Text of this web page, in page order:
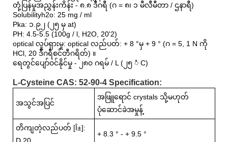
တုံ့ပြန်မှုအညွှန်းကိန်း - ၈.၈ ဒီဂရီ (ဂ = ၈၊ ၁ မီလီမီတာ / ဌနာရီ)
Solubilityh2o: 25 mg / ml
Pka: ၁.၉၂ (၂၅ မှ at)
PH: 4.5-5.5 (100g / l, H2O, 20'2)
optical လှုပ်ရှားမှု: optical လည်ပတ်: + 8 °မှ + 9 ° (ဂ = 5, 1 N ကို
HCl, 20 ဒီဂရီစင်တီဂရိတ်) ။
ရေတွင်ပျော်ဝင်နိုင်မှု - ၂၈၀ ဂရမ် / L (၂၅ ံ C)
L-Cysteine ​​CAS: 52-90-4 Specification:
အသွင်အပြင်
အဖြူရောင် crystals သို့မဟုတ်
ပုံဆောင်ခဲအမှုန့်
တိကျတဲ့လည်ပတ် [Î±]:
D 20
+ 8.3 ° - + 9.5 °